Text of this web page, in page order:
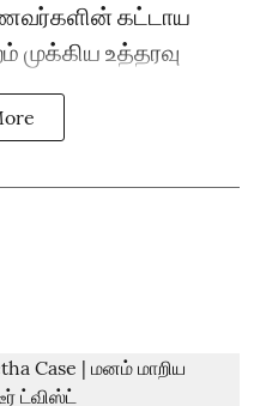
கட்டாய
முக்கிய உத்தரவு